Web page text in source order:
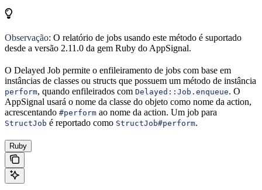
Observação: O relatório de jobs usando este método é suportado
desde a versão 2.11.0 da gem Ruby do AppSignal.
O Delayed Job permite o enfileiramento de jobs com base em
instâncias de classes ou structs que possuem um método de instância
perform, quando enfileirados com Delayed::Job.enqueue. O
AppSignal usará o nome da classe do objeto como nome da action,
acrescentando #perform ao nome da action. Um job para
StructJob é reportado como StructJob#perform.
Ruby